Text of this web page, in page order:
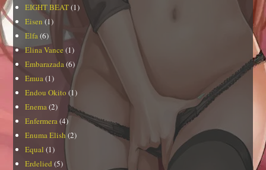
EIGHT BEAT(1)
Eisen (1)
Elfa(6)
Elina Vance (1)
Embarazada(6)
Emua(1)
Endou Okito (1)
Enema(2)
Enfermera(4)
Enuma Elish(2)
Equal (1)
Erdelied (5)